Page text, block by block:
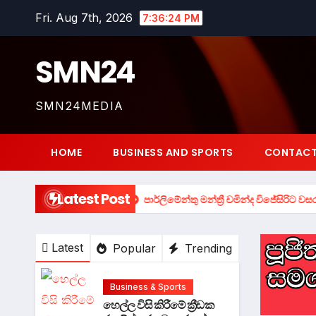
Fri. Aug 7th, 2026 7:36:25 PM
SMN24
SMN24MEDIA
HOME BUSINESS AND SPORTS
Latest Post
කුමක්ද ? පාර්ලිමේන්තු මන්ත්‍රී චමින්ද විජේසිරිට වසර එකහමාරක
Latest Popular Trending
Business & Sports
හෙල්ල විසි කිරීමේ ක්‍රීඩක